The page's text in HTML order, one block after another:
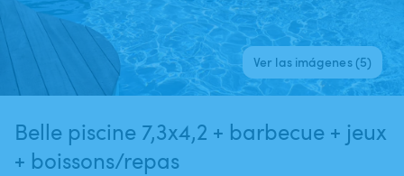
Ver las imágenes (5)
Belle piscine 7,3x4,2 + barbecue + jeux
+ boissons/repas